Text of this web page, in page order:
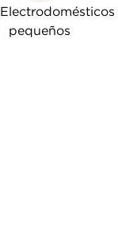
Electrodomésticos
pequeños